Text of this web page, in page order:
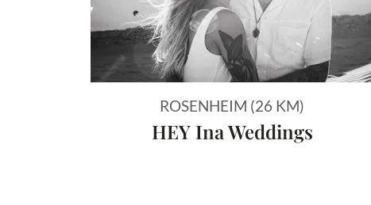
ROSENHEIM (26 KM)
HEY Ina Weddings